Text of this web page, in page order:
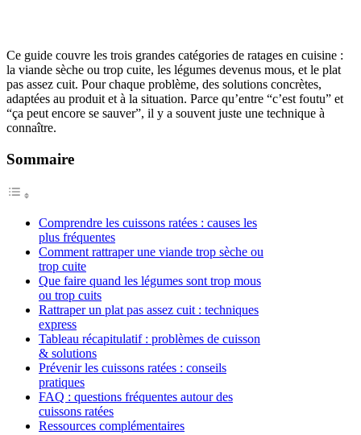
Ce guide couvre les trois grandes catégories de ratages en cuisine :
la viande sèche ou trop cuite, les légumes devenus mous, et le plat
pas assez cuit. Pour chaque problème, des solutions concrètes,
adaptées au produit et à la situation. Parce qu’entre “c’est foutu” et
“ça peut encore se sauver”, il y a souvent juste une technique à
connaître.
Sommaire
Comprendre les cuissons ratées : causes les
plus fréquentes
Comment rattraper une viande trop sèche ou
trop cuite
Que faire quand les légumes sont trop mous
ou trop cuits
Rattraper un plat pas assez cuit : techniques
express
Tableau récapitulatif : problèmes de cuisson
& solutions
Prévenir les cuissons ratées : conseils
pratiques
FAQ : questions fréquentes autour des
cuissons ratées
Ressources complémentaires